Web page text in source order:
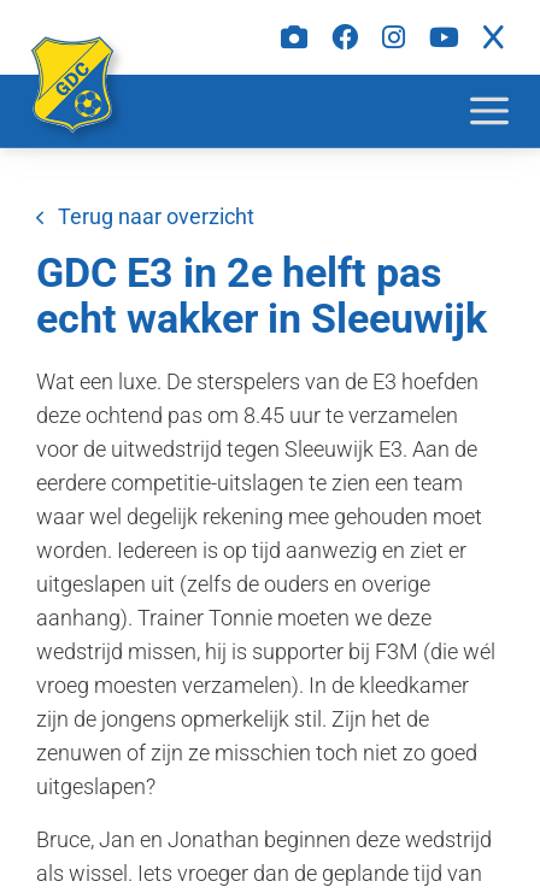
Terug naar overzicht
GDC E3 in 2e helft pas
echt wakker in Sleeuwijk
Wat een luxe. De sterspelers van de E3 hoefden
deze ochtend pas om 8.45 uur te verzamelen
voor de uitwedstrijd tegen Sleeuwijk E3. Aan de
eerdere competitie-uitslagen te zien een team
waar wel degelijk rekening mee gehouden moet
worden. Iedereen is op tijd aanwezig en ziet er
uitgeslapen uit (zelfs de ouders en overige
aanhang). Trainer Tonnie moeten we deze
wedstrijd missen, hij is supporter bij F3M (die wél
vroeg moesten verzamelen). In de kleedkamer
zijn de jongens opmerkelijk stil. Zijn het de
zenuwen of zijn ze misschien toch niet zo goed
uitgeslapen?
Bruce, Jan en Jonathan beginnen deze wedstrijd
als wissel. Iets vroeger dan de geplande tijd van